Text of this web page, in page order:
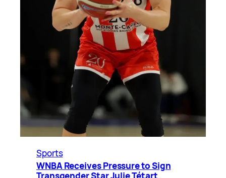
Sports
WNBA Receives Pressure to Sign
Transgender Star Julie Tétart